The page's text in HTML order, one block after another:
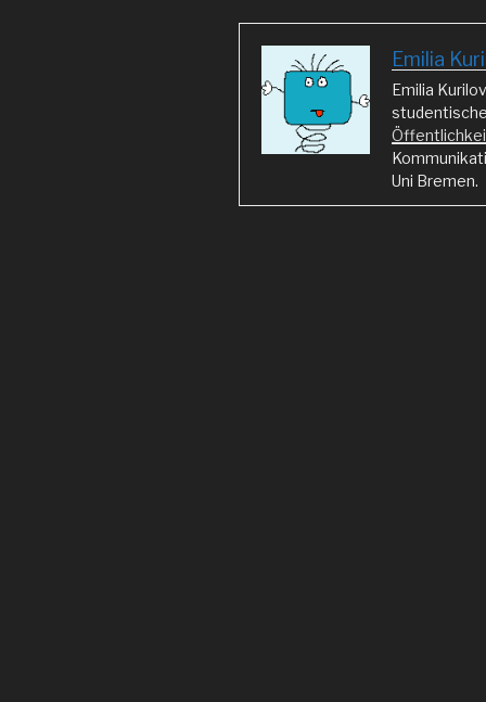
Materialzauberland…“
Emilia
Emilia
Uni Bremen.